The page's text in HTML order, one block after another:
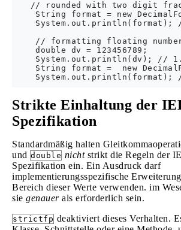
// rounded with two digit
String format = new
System.out.println(format);
// formatting floating
    double dv = 123456789;
System.out.println(dv); //
String format =  new
Strikte Einhaltung der
Spezifikation
Standardmäßig halten
und double nichtstrikt die Regeln der
Spezifikation ein. Ein Ausdruck darf
implementierungsspezifische
Bereich dieser Werte verwenden. im
sie genauerals erforderlich sein.
strictfp deaktiviert dieses Verhalten.